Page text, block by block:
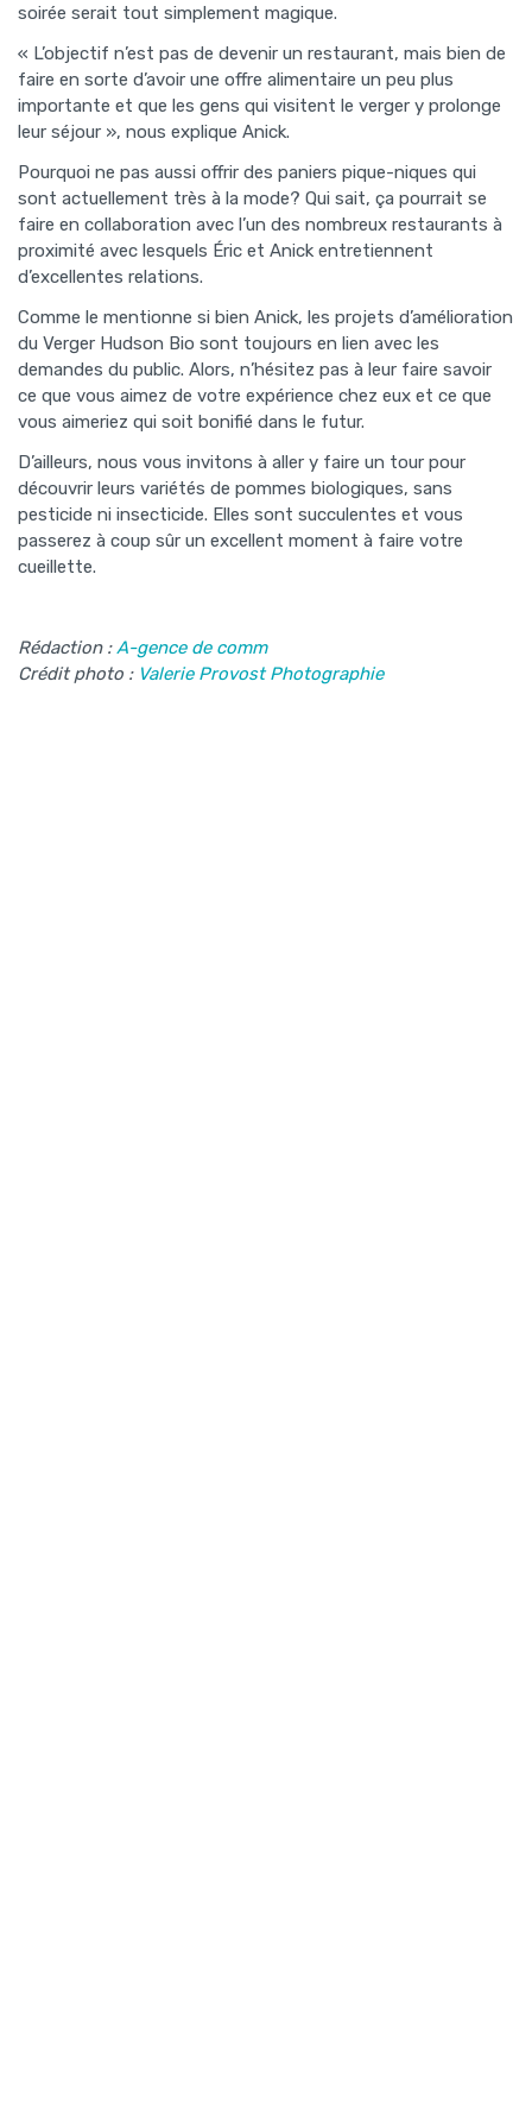
soirée serait tout simplement magique.
« L’objectif n’est pas de devenir un restaurant, mais bien de
faire en sorte d’avoir une offre alimentaire un peu plus
importante et que les gens qui visitent le verger y prolonge
leur séjour », nous explique Anick.
Pourquoi ne pas aussi offrir des paniers pique-niques qui
sont actuellement très à la mode? Qui sait, ça pourrait se
faire en collaboration avec l’un des nombreux restaurants à
proximité avec lesquels Éric et Anick entretiennent
d’excellentes relations.
Comme le mentionne si bien Anick, les projets d’amélioration
du Verger Hudson Bio sont toujours en lien avec les
demandes du public. Alors, n’hésitez pas à leur faire savoir
ce que vous aimez de votre expérience chez eux et ce que
vous aimeriez qui soit bonifié dans le futur.
D’ailleurs, nous vous invitons à aller y faire un tour pour
découvrir leurs variétés de pommes biologiques, sans
pesticide ni insecticide. Elles sont succulentes et vous
passerez à coup sûr un excellent moment à faire votre
cueillette.
Rédaction :A-gence de comm
Crédit photo : Valerie Provost Photographie